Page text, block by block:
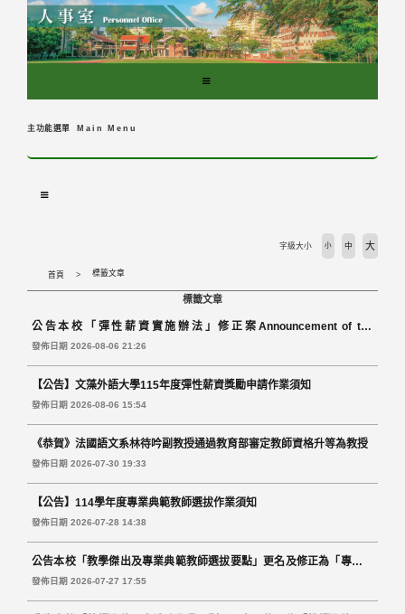
主功能選單 Main Menu
首頁 標籤文章
字級大小 小 中 大
標籤文章
公告本校「彈性薪資實施辦法」修正案Announcement of the
Amendments to the University’s Regulations Governing the
Implementation of the Merit Pay Program
發佈日期 2026-08-06 21:26
【公告】文藻外語大學115年度彈性薪資獎勵申請作業須知
發佈日期 2026-08-06 15:54
《恭賀》法國語文系林待吟副教授通過教育部審定教師資格升等為教授
發佈日期 2026-07-30 19:33
【公告】114學年度專業典範教師選拔作業須知
發佈日期 2026-07-28 14:38
公告本校「教學傑出及專業典範教師選拔要點」更名及修正為「專業典
範教師選拔要點」Announcement on the Renaming and
Amendment of the Guidelines for the Selection of Outstanding
發佈日期 2026-07-27 17:55